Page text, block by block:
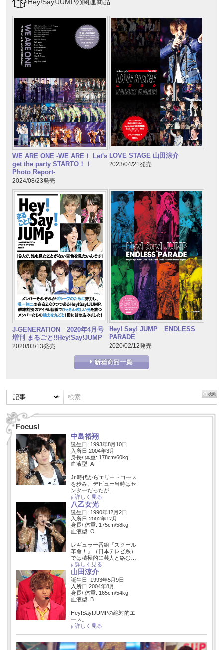
Hey!Say!JUMPの関連商品
WE ARE ONE -WE ARE！ Let's
get the party STARTO！！
Photo Report-
2024/08/23発売
LOVE STAGE 山田涼介
2023/04/21発売
J-GENERATION 2020年4月号
増刊 まるごと!!Hey!Say!JUMP
2020/03/13発売
Hey! Say! JUMP ENDLESS
PARADE
2020/02/12発売
Focus!
中島裕翔
誕生日: 1993年8月10日
入所日:2004年3月
身長/ 体重: 178cm/60kg
血液型: A
Jr.時代からエリートコース
を歩み、デビュー当時はセ
ンターだったが…
詳しく見る
八乙女光
誕生日: 1990年12月2日
入所日:2002年12月
身長/ 体重: 175cm/58kg
血液型: O
レギュラー番組『スクール
革命！』（日本テレビ系）
では積極的に芸人と絡む…
詳しく見る
山田涼介
誕生日: 1993年5月9日
入所日:2004年8月
身長/ 体重: 165cm/54kg
血液型: B
Hey!Say!JUMPの絶対的エ
ース。
詳しく見る